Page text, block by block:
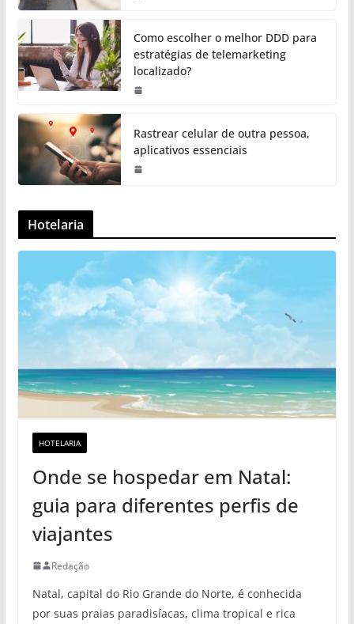
Como escolher o melhor DDD para
estratégias de telemarketing
localizado?
Rastrear celular de outra pessoa,
aplicativos essenciais
Hotelaria
HOTELARIA
Onde se hospedar em Natal:
guia para diferentes perfis de
viajantes
Redação
Natal, capital do Rio Grande do Norte, é conhecida
por suas praias paradisíacas, clima tropical e rica